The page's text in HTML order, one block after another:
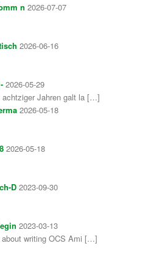
n 2026-07-07
2026-06-16
2026-05-29
achtziger Jahren galt la […]
2026-05-18
2026-05-18
D 2023-09-30
2023-03-13
writing OCS Ami […]